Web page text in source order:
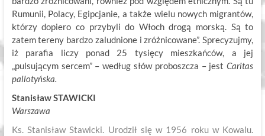
Rumunii, Polacy, Egipcjanie, a także wielu nowych migrantów,
którzy dopiero co przybyli do Włoch drogą morską. Są to
zatem tereny bardzo zaludnione i zróżnicowane”. Sprecyzujmy,
iż parafia liczy ponad 25 tysięcy mieszkańców, a jej
„pulsującym sercem” – według słów proboszcza – jestCaritas
pallotyńska.
Stanisław STAWICKI
Warszawa
Ks. Stanisław Stawicki. Urodził się w 1956 roku w Kowalu.